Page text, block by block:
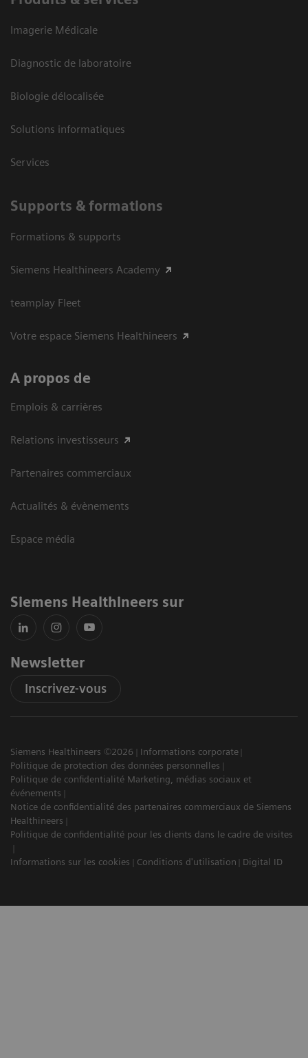
Imagerie Médicale
Diagnostic de laboratoire
Biologie délocalisée
Solutions informatiques
Services
Supports & formations
Formations & supports
Siemens Healthineers Academy
teamplay Fleet
Votre espace Siemens Healthineers
A propos de
Emplois & carrières
Relations investisseurs
Partenaires commerciaux
Actualités & évènements
Espace média
Siemens Healthineers sur
Newsletter
Inscrivez-vous
Siemens Healthineers ©2026
Informations corporate
Politique de protection des données personnelles
Politique de confidentialité Marketing, médias sociaux et
événements
Notice de confidentialité des partenaires commerciaux de Siemens
Healthineers
Politique de confidentialité pour les clients dans le cadre de visites
Informations sur les cookies Conditions d'utilisation Digital ID